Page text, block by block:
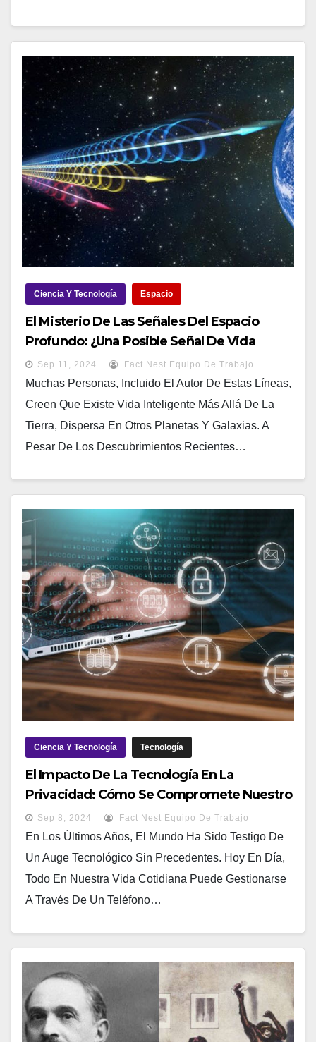
Ciencia Y Tecnología Espacio
El Misterio De Las Señales Del Espacio
Profundo: ¿una Posible Señal De Vida
Extraterrestre?
Sep 11, 2024 Fact Nest Equipo De Trabajo
Muchas Personas, Incluido El Autor De Estas Líneas,
Creen Que Existe Vida Inteligente Más Allá De La
Tierra, Dispersa En Otros Planetas Y Galaxias. A
Pesar De Los Descubrimientos Recientes…
Ciencia Y Tecnología Tecnología
El Impacto De La Tecnología En La
Privacidad: Cómo Se Compromete Nuestro
Espacio Personal
Sep 8, 2024 Fact Nest Equipo De Trabajo
En Los Últimos Años, El Mundo Ha Sido Testigo De
Un Auge Tecnológico Sin Precedentes. Hoy En Día,
Todo En Nuestra Vida Cotidiana Puede Gestionarse
A Través De Un Teléfono…